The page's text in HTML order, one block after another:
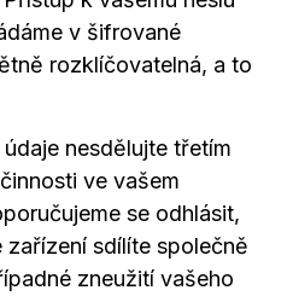
v šifrované
rozklíčovatelná, a to
nesdělujte třetím
ve vašem
se odhlásit,
sdílíte společně
zneužití vašeho